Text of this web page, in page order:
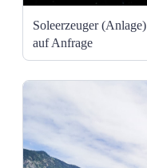
Soleerzeuger (Anlage)
auf Anfrage